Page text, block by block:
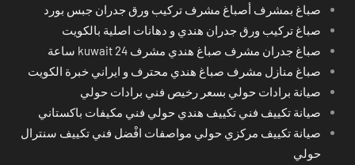
صباغ بمشرف أصباغ مشرف تركيب ورق جدران جبس بورد
صباغ تركيب ورق جدران هندي و دهانات اصلية بالكويت
صباغ جدران مشرف صباغ هندي مشرف kuwait 24 ساعة
صباغ منازل مشرف صباغ هندي محترف و ايراني خبرة الكويت
صيانة برادات حولي بسعر رخيص فني برادات حولي
صيانة تكييف فني تكييف هندي حولي فني مكيفات باكستاني
صيانة تكييف مركزي حولي مواصفات افْضل فني تكييف سنترال
حولي